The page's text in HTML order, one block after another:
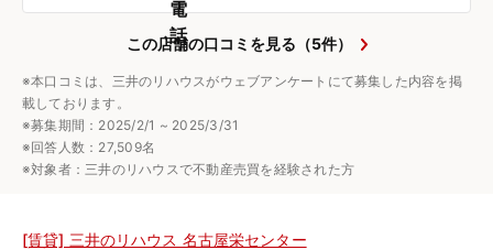
この店舗の口コミを見る（5件）
※本口コミは、三井のリハウスがウェブアンケートにて募集した内容を掲
載しております。
※募集期間：2025/2/1 ~ 2025/3/31
※回答人数：27,509名
※対象者：三井のリハウスで不動産売買を経験された方
[賃貸] 三井のリハウス 名古屋栄センター